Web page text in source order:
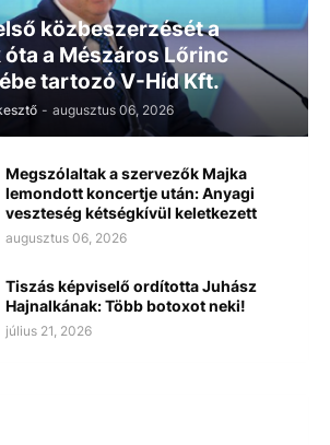
közbeszerzését a
a Mészáros Lőrinc
tartozó V-Híd Kft.
- augusztus 06, 2026
Megszólaltak a szervezők Majka
lemondott koncertje után: Anyagi
veszteség kétségkívül keletkezett
augusztus 06, 2026
Tiszás képviselő ordította Juhász
Hajnalkának: Több botoxot neki!
július 21, 2026